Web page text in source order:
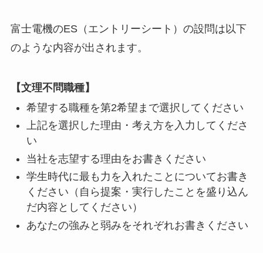
富士電機のES（エントリーシート）の設問は以下
のような内容が出されます。
【文理不問職種】
希望する職種を第2希望まで選択してください
上記を選択した理由・考え方を入力してくださ
い
当社を志望する理由をお書きください
学生時代に最も力を入れたことについてお書き
ください（自ら提案・実行したことを盛り込ん
だ内容としてください）
あなたの強みと弱みをそれぞれお書きください